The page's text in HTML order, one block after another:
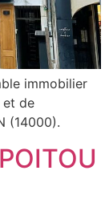
immobilier
et de
(14000).